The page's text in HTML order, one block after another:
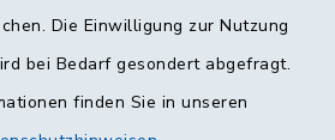
Die Einwilligung zur Nutzung
bei Bedarf gesondert abgefragt.
finden Sie in unseren